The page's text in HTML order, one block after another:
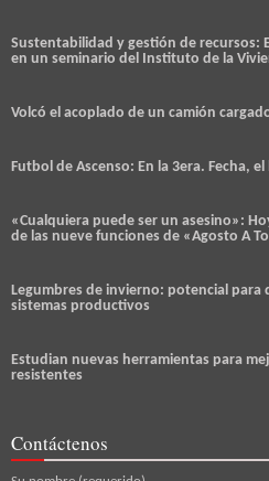
Sustentabilidad y gestión de recursos:
en un seminario del Instituto de la
Volcó el acoplado de un camión
Futbol de Ascenso: En la 3era. Fecha,
«Cualquiera puede ser un asesino»:
de las nueve funciones de «Agosto A
Legumbres de invierno: potencial para
sistemas productivos
Estudian nuevas herramientas para
resistentes
Contáctenos